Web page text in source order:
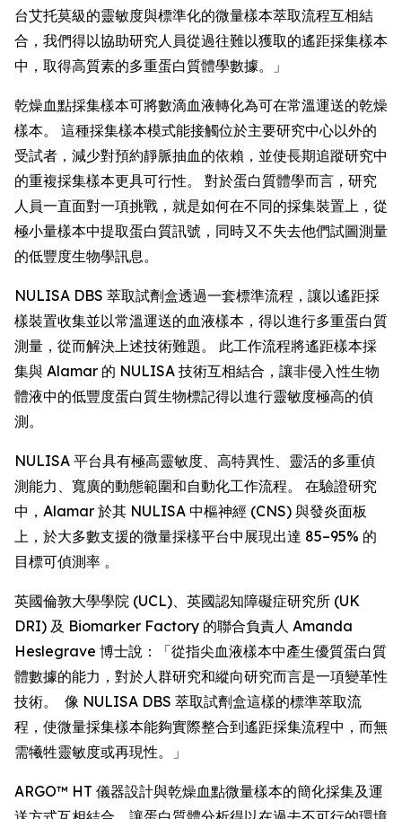
台艾托莫級的靈敏度與標準化的微量樣本萃取流程互相結
合，我們得以協助研究人員從過往難以獲取的遙距採集樣本
中，取得高質素的多重蛋白質體學數據。」
乾燥血點採集樣本可將數滴血液轉化為可在常溫運送的乾燥
樣本。 這種採集樣本模式能接觸位於主要研究中心以外的
受試者，減少對預約靜脈抽血的依賴，並使長期追蹤研究中
的重複採集樣本更具可行性。 對於蛋白質體學而言，研究
人員一直面對一項挑戰，就是如何在不同的採集裝置上，從
極小量樣本中提取蛋白質訊號，同時又不失去他們試圖測量
的低豐度生物學訊息。
NULISA DBS 萃取試劑盒透過一套標準流程，讓以遙距採
樣裝置收集並以常溫運送的血液樣本，得以進行多重蛋白質
測量，從而解決上述技術難題。 此工作流程將遙距樣本採
集與 Alamar 的 NULISA 技術互相結合，讓非侵入性生物
體液中的低豐度蛋白質生物標記得以進行靈敏度極高的偵
測。
NULISA 平台具有極高靈敏度、高特異性、靈活的多重偵
測能力、寬廣的動態範圍和自動化工作流程。 在驗證研究
中，Alamar 於其 NULISA 中樞神經 (CNS) 與發炎面板
上，於大多數支援的微量採樣平台中展現出達 85–95% 的
目標可偵測率 。
英國倫敦大學學院 (UCL)、英國認知障礙症研究所 (UK
DRI) 及 Biomarker Factory 的聯合負責人 Amanda
Heslegrave 博士說：「從指尖血液樣本中產生優質蛋白質
體數據的能力，對於人群研究和縱向研究而言是一項變革性
技術。 像 NULISA DBS 萃取試劑盒這樣的標準萃取流
程，使微量採集樣本能夠實際整合到遙距採集流程中，而無
需犧牲靈敏度或再現性。」
ARGO™ HT 儀器設計與乾燥血點微量樣本的簡化採集及運